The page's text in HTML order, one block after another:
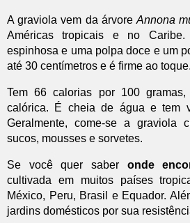
A graviola vem da árvoreAnnona
Américas tropicais e no
espinhosa e uma polpa doce e um
até 30 centímetros e é firme ao toque.
Tem 66 calorias por 100
calórica. É cheia de água e tem
Geralmente, come-se a graviola
sucos, mousses e sorvetes.
Se você quer saber onde
cultivada em muitos países
México, Peru, Brasil e Equador.
jardins domésticos por sua